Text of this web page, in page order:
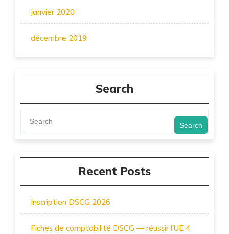
janvier 2020
décembre 2019
Search
Search
Recent Posts
Inscription DSCG 2026
Fiches de comptabilité DSCG — réussir l’UE 4